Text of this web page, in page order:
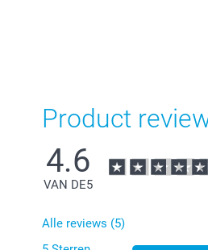
Product
4.6
VAN DE5
Alle reviews (5)